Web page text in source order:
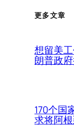
更多文章
想留美
朗普政
170个国
求将阿